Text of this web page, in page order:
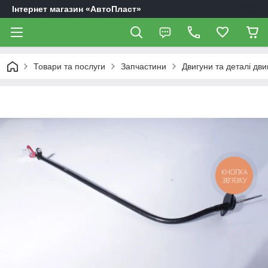
Інтернет магазин «АвтоПласт»
Товари та послуги Запчастини Двигуни та деталі
КНОПКА
ЗВ'ЯЗКУ